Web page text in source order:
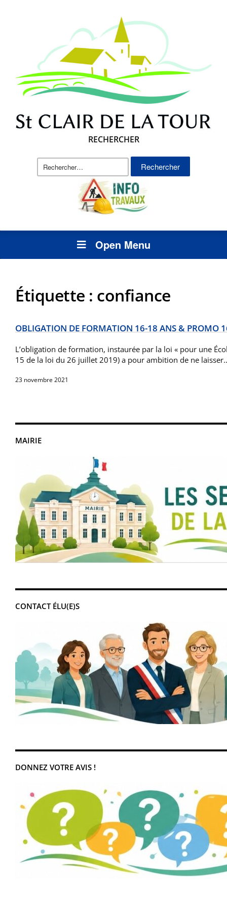
RECHERCHER
Rechercher :
Open Menu
MAIRIE
CONTACT ÉLU(E)S
DONNEZ VOTRE AVIS !
Étiquette : confiance
OBLIGATION DE FORMATION 16-18 ANS & PROMO
L’obligation de formation, instaurée par la loi « pour une
15 de la loi du 26 juillet 2019) a pour ambition de ne
23 novembre 2021